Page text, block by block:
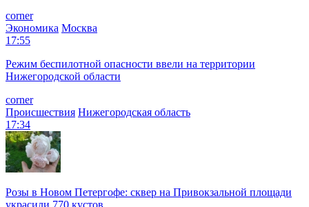
corner
Экономика Москва
17:55
Режим беспилотной опасности ввели на территории
Нижегородской области
corner
Происшествия Нижегородская область
17:34
Розы в Новом Петергофе: сквер на Привокзальной площади